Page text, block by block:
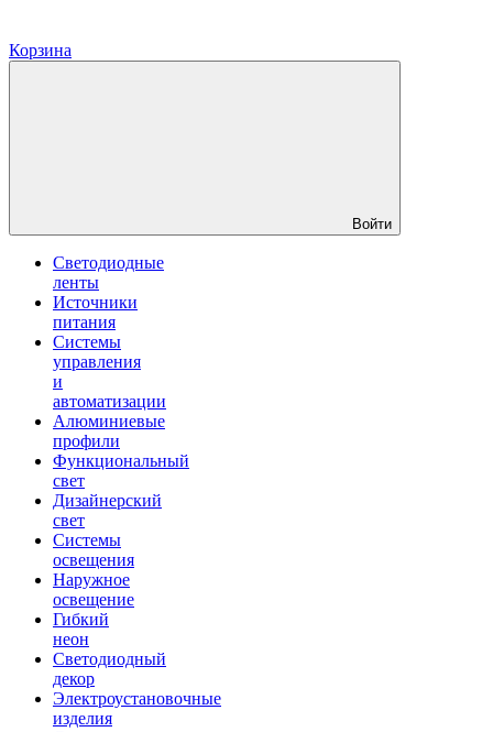
Корзина
Войти
Светодиодные
ленты
Источники
питания
Системы
управления
и
автоматизации
Алюминиевые
профили
Функциональный
свет
Дизайнерский
свет
Системы
освещения
Наружное
освещение
Гибкий
неон
Светодиодный
декор
Электроустановочные
изделия